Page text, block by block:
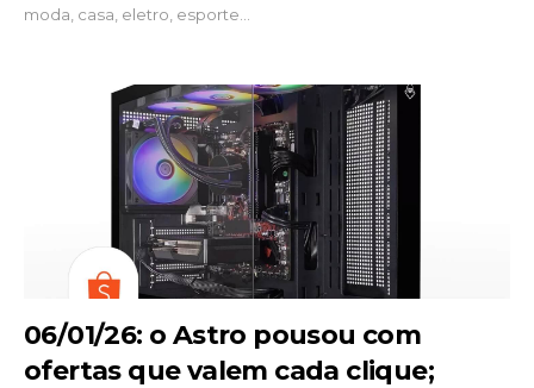
moda, casa, eletro, esporte...
06/01/26: o Astro pousou com
ofertas que valem cada clique;